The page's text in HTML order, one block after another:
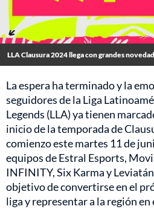
LLA Clausura 2024 llega con grandes
La espera ha terminado y la
seguidores de la Liga
Legends (LLA) ya tienen
inicio de la temporada de
comienzo este martes 11 de
equipos de Estral Esports,
INFINITY, Six Karma y
objetivo de convertirse en el
liga y representar a la región